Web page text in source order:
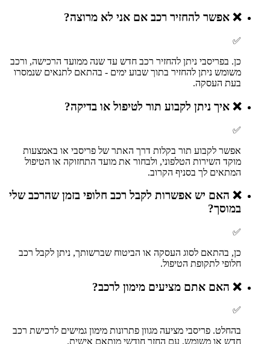
❌ אפשר להחזיר רכב אם אני לא מרוצה?
✅
כן. בפריסבי ניתן להחזיר רכב חדש עד שנה ממועד הרכישה, ורכב
משומש ניתן להחזיר בתוך שבוע ימים - בהתאם לתנאים שנמסרו
בעת העסקה.
❌ איך ניתן לקבוע תור לטיפול או בדיקה?
✅
אפשר לקבוע תור בקלות דרך האתר של פריסבי או באמצעות
מוקד השירות הטלפוני, ולבחור את מועד התחזוקה או הטיפול
המתאים לך בסניף הקרוב.
❌ האם יש אפשרות לקבל רכב חלופי בזמן שהרכב שלי
במוסך?
✅
כן, בהתאם לסוג העסקה או הביטוח שברשותך, ניתן לקבל רכב
חלופי לתקופת הטיפול.
❌ האם אתם מציעים מימון לרכב?
✅
בהחלט. פריסבי מציעה מגוון פתרונות מימון גמישים לרכישת רכב
חדש או משומש, עם החזר חודשי מותאם אישית.